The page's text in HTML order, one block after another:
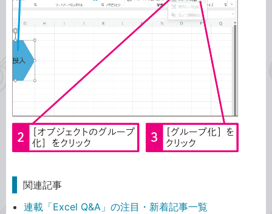
関連記事
連載「Excel Q&A」の注目・新着記事一覧